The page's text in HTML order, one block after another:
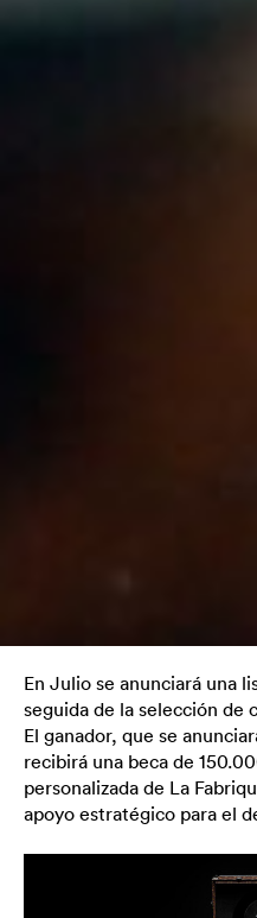
En Julio se anunciará una
seguida de la selección de
El ganador, que se
recibirá una beca de
personalizada de La
apoyo estratégico para el